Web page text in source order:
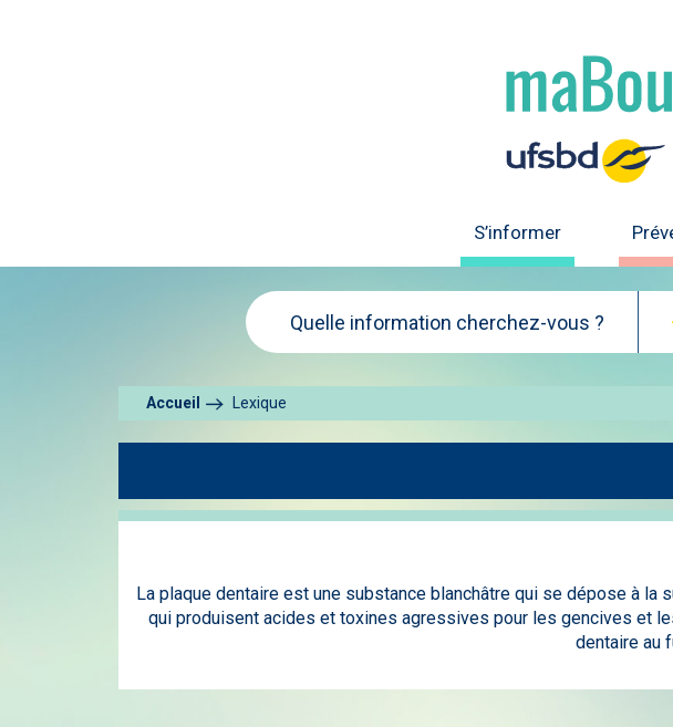
S’informer
Quelle information cherchez-vous ?
Accueil Lexique
La plaque dentaire est une substance blanchâtre qui se dépose à
qui produisent acides et toxines agressives pour les gencives et
dentaire au